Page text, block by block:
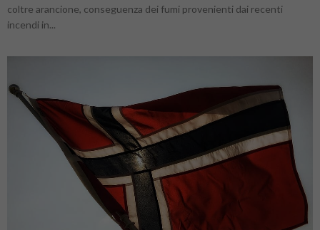
coltre arancione, conseguenza dei fumi provenienti dai recenti
incendi in...